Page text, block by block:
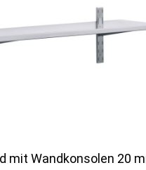
mit Wandkonsolen 20